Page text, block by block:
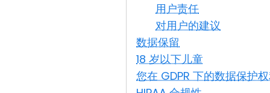
用户责任
对用户的建议
数据保留
18 岁以下儿童
您在 GDPR 下的数据保护